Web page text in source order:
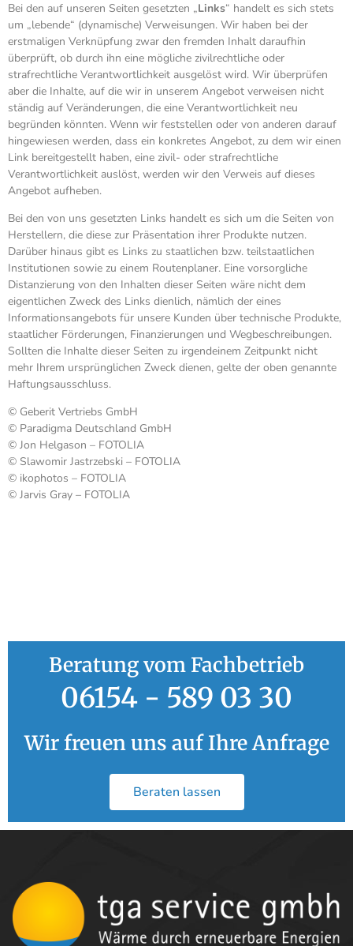
Bei den auf unseren Seiten gesetzten „Links“ handelt es sich stets
um „lebende“ (dynamische) Verweisungen. Wir haben bei der
erstmaligen Verknüpfung zwar den fremden Inhalt daraufhin
überprüft, ob durch ihn eine mögliche zivilrechtliche oder
strafrechtliche Verantwortlichkeit ausgelöst wird. Wir überprüfen
aber die Inhalte, auf die wir in unserem Angebot verweisen nicht
ständig auf Veränderungen, die eine Verantwortlichkeit neu
begründen könnten. Wenn wir feststellen oder von anderen darauf
hingewiesen werden, dass ein konkretes Angebot, zu dem wir einen
Link bereitgestellt haben, eine zivil- oder strafrechtliche
Verantwortlichkeit auslöst, werden wir den Verweis auf dieses
Angebot aufheben.
Bei den von uns gesetzten Links handelt es sich um die Seiten von
Herstellern, die diese zur Präsentation ihrer Produkte nutzen.
Darüber hinaus gibt es Links zu staatlichen bzw. teilstaatlichen
Institutionen sowie zu einem Routenplaner. Eine vorsorgliche
Distanzierung von den Inhalten dieser Seiten wäre nicht dem
eigentlichen Zweck des Links dienlich, nämlich der eines
Informationsangebots für unsere Kunden über technische Produkte,
staatlicher Förderungen, Finanzierungen und Wegbeschreibungen.
Sollten die Inhalte dieser Seiten zu irgendeinem Zeitpunkt nicht
mehr Ihrem ursprünglichen Zweck dienen, gelte der oben genannte
Haftungsausschluss.
© Geberit Vertriebs GmbH
© Paradigma Deutschland GmbH
© Jon Helgason – FOTOLIA
© Slawomir Jastrzebski – FOTOLIA
© ikophotos – FOTOLIA
© Jarvis Gray – FOTOLIA
Beratung vom Fachbetrieb
06154 - 589 03 30
Wir freuen uns auf Ihre Anfrage
Beraten lassen